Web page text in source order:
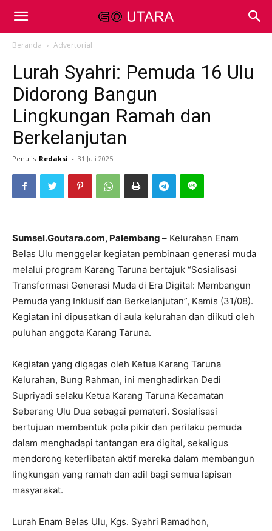
Beranda Advertorial
Lurah Syahri: Pemuda 16 Ulu
Didorong Bangun
Lingkungan Ramah dan
Berkelanjutan
Penulis Redaksi - 31 Juli 2025
Sumsel.Goutara.com, Palembang – Kelurahan Enam
Belas Ulu menggelar kegiatan pembinaan generasi muda
melalui program Karang Taruna bertajuk “Sosialisasi
Transformasi Generasi Muda di Era Digital: Membangun
Pemuda yang Inklusif dan Berkelanjutan”, Kamis (31/08).
Kegiatan ini dipusatkan di aula kelurahan dan diikuti oleh
puluhan anggota Karang Taruna.
Kegiatan yang digagas oleh Ketua Karang Taruna
Kelurahan, Bung Rahman, ini menghadirkan Dedi
Supriyadi selaku Ketua Karang Taruna Kecamatan
Seberang Ulu Dua sebagai pemateri. Sosialisasi
bertujuan membentuk pola pikir dan perilaku pemuda
dalam menghadapi tantangan era digital, sekaligus
mendorong keterlibatan aktif mereka dalam membangun
lingkungan yang ramah dan adil bagi semua lapisan
masyarakat.
Lurah Enam Belas Ulu, Kgs. Syahri Ramadhon,